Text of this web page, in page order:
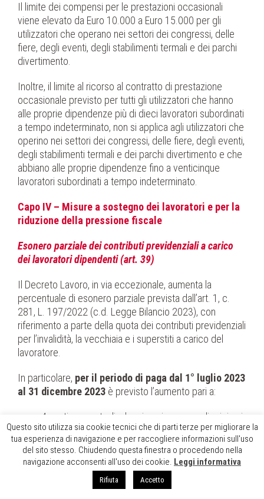
Il limite dei compensi per le prestazioni occasionali
viene elevato da Euro 10.000 a Euro 15.000 per gli
utilizzatori che operano nei settori dei congressi, delle
fiere, degli eventi, degli stabilimenti termali e dei parchi
divertimento.
Inoltre, il limite al ricorso al contratto di prestazione
occasionale previsto per tutti gli utilizzatori che hanno
alle proprie dipendenze più di dieci lavoratori subordinati
a tempo indeterminato, non si applica agli utilizzatori che
operino nei settori dei congressi, delle fiere, degli eventi,
degli stabilimenti termali e dei parchi divertimento e che
abbiano alle proprie dipendenze fino a venticinque
lavoratori subordinati a tempo indeterminato.
Capo IV – Misure a sostegno dei lavoratori e per la
riduzione della pressione fiscale
Esonero parziale dei contributi previdenziali a carico
dei lavoratori dipendenti (art. 39)
Il Decreto Lavoro, in via eccezionale, aumenta la
percentuale di esonero parziale prevista dall’art. 1, c.
281, L. 197/2022 (c.d. Legge Bilancio 2023), con
riferimento a parte della quota dei contributi previdenziali
per l’invalidità, la vecchiaia e i superstiti a carico del
lavoratore.
In particolare, per il periodo di paga dal 1° luglio 2023
al 31 dicembre 2023 è previsto l’aumento pari a:
4 punti percentuali, che si aggiungono agli originari
2 punti percentuali per unariduzione
complessiva pari al 6%, fermo restando il limite
retributivo (imponibile previdenziale) mensile di €
4 punti percentuali, che si aggiungono agli originari
Questo sito utilizza sia cookie tecnici che di parti terze per migliorare la
tua esperienza di navigazione e per raccogliere informazioni sull'uso
del sito stesso. Chiudendo questa finestra o procedendo nella
navigazione acconsenti all'uso dei cookie. Leggi informativa
Rifiuta Accetto